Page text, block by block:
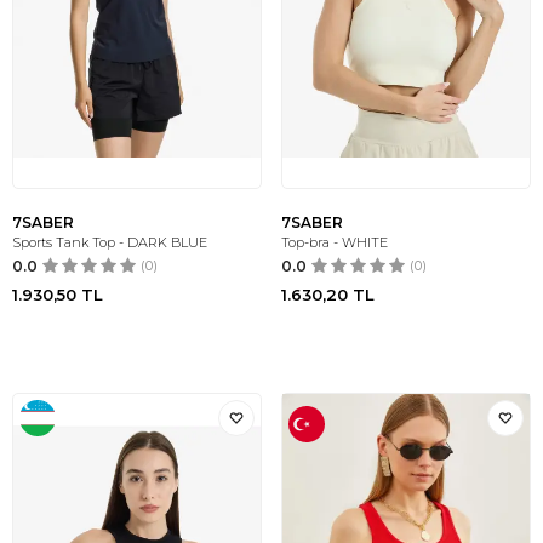
7SABER
Sports Tank Top - DARK BLUE
0.0 (0)
1.930,50 TL
7SABER
Top-bra - WHITE
0.0 (0)
1.630,20 TL